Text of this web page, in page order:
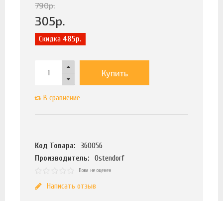
790р.
305р.
Скидка 485р.
Купить
В сравнение
Код Товара:
360056
Производитель:
Ostendorf
Пока не оценен
Написать отзыв